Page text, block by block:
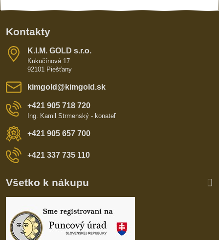
Kontakty
K​​.I​​.M​​. GOLD s​​.r​​.o​​.
Kukučínová 17
92101 Piešťany
kimgold​@kimgold​.sk
+421 905 718 720
Ing. Kamil Strmenský - konateľ
+421 905 657 700
+421 337 735 110
Všetko k nákupu